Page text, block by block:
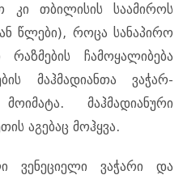
კი თბილისის საამიროს
წლები), როცა სანაპირო
ჩამოყალიბება
მაჰმადიანთა ვაჭარ-
მაჰმადიანური
აგებაც მოჰყვა.
ვენეციელი ვაჭარი და